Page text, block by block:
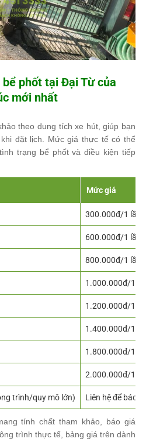
phốt tại Đại Từ của
mới nhất
theo dung tích xe hút, giúp bạn
đặt lịch. Mức giá thực tế có thể
trạng bể phốt và điều kiện tiếp
Mức giá
300.000đ/1 lần
600.000đ/1 lần
800.000đ/1 lần
1.000.000đ/1
1.200.000đ/1
1.400.000đ/1
1.800.000đ/1
2.000.000đ/1
trình/quy mô lớn) Liên hệ để báo
tính chất tham khảo, báo giá
trình thực tế, bảng giá trên dành